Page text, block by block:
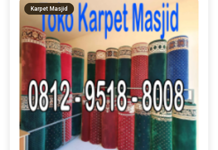
Karpet Masjid